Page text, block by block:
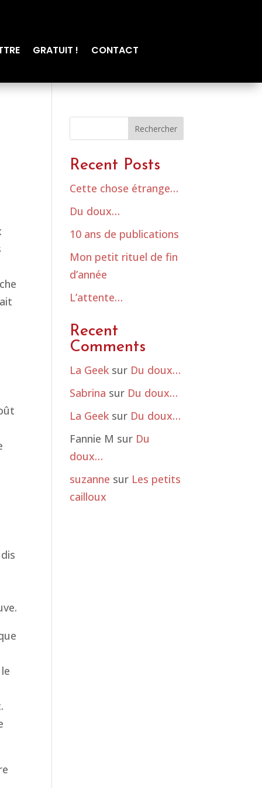
GRATUIT ! CONTACT
Rechercher
Recent Posts
Cette chose étrange…
Du doux…
10 ans de publications
Mon petit rituel de fin
d’année
L’attente…
Recent
Comments
La Geek sur Du doux…
Sabrina sur Du doux…
La Geek sur Du doux…
Fannie M sur Du
doux…
suzanne sur Les petits
cailloux